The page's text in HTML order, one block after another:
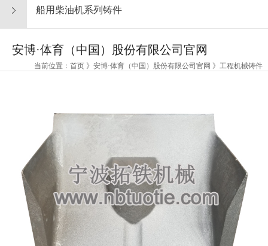
船用柴油机系列铸件
安博·体育（中国）股份有限公司官网
当前位置：首页 》安博·体育（中国）股份有限公司官网 》工程机械铸件